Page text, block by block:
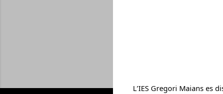
L’IES Gregori Maians es